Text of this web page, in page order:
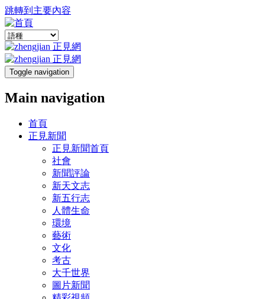
跳轉到主要內容
Toggle navigation
Main navigation
首頁
正見新聞
正見新聞首頁
社會
新聞評論
新天文志
新五行志
人體生命
環境
藝術
文化
考古
大千世界
圖片新聞